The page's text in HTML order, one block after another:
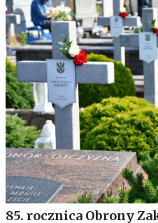
85. rocznica Obrony